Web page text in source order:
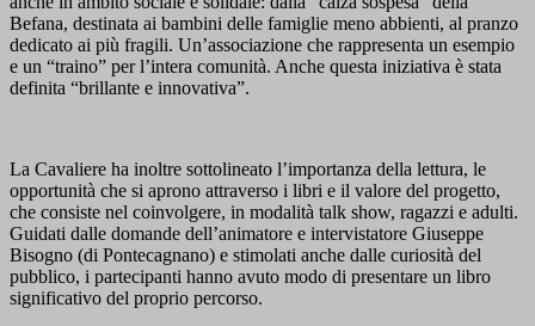
Befana, destinata ai bambini delle famiglie meno abbienti, al pranzo
dedicato ai più fragili. Un’associazione che rappresenta un esempio
e un “traino” per l’intera comunità. Anche questa iniziativa è stata
definita “brillante e innovativa”.
La Cavaliere ha inoltre sottolineato l’importanza della lettura, le
opportunità che si aprono attraverso i libri e il valore del progetto,
che consiste nel coinvolgere, in modalità talk show, ragazzi e adulti.
Guidati dalle domande dell’animatore e intervistatore Giuseppe
Bisogno (di Pontecagnano) e stimolati anche dalle curiosità del
pubblico, i partecipanti hanno avuto modo di presentare un libro
significativo del proprio percorso.